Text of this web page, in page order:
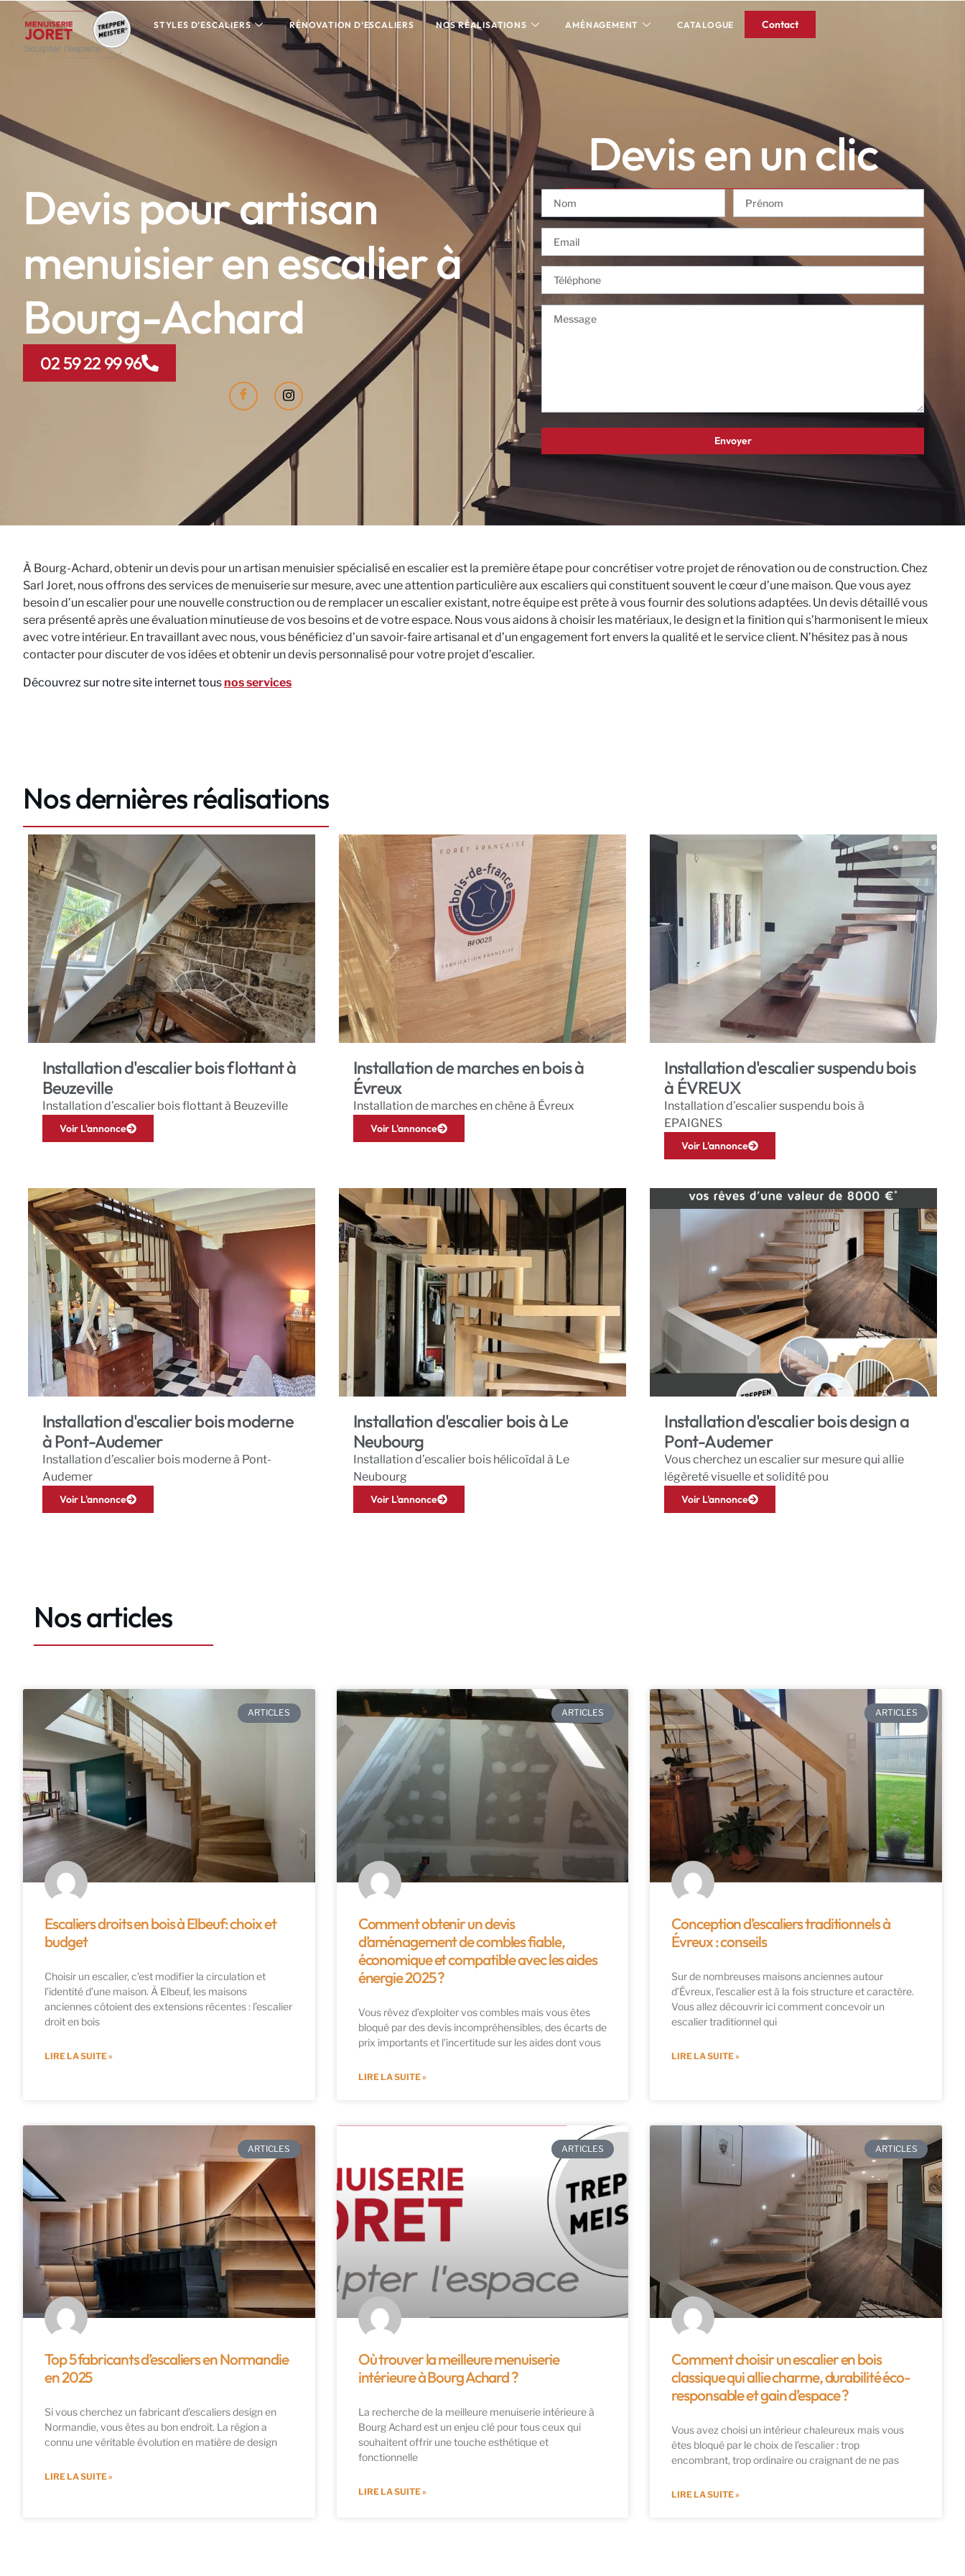
STYLES D’ESCALIERS RÉNOVATION D’ESCALIERS NOS RÉALISATIONS AMÉNAGEMENT CATALOGUE Contact
Devis pour artisan
menuisier en escalier à
Bourg-Achard
02 59 22 99 96
Devis en un clic
À Bourg-Achard, obtenir un devis pour un artisan menuisier spécialisé en escalier est la première étape pour concrétiser votre projet de rénovation ou de construction. Chez
Sarl Joret, nous offrons des services de menuiserie sur mesure, avec une attention particulière aux escaliers qui constituent souvent le cœur d’une maison. Que vous ayez
besoin d’un escalier pour une nouvelle construction ou de remplacer un escalier existant, notre équipe est prête à vous fournir des solutions adaptées. Un devis détaillé vous
sera présenté après une évaluation minutieuse de vos besoins et de votre espace. Nous vous aidons à choisir les matériaux, le design et la finition qui s’harmonisent le mieux
avec votre intérieur. En travaillant avec nous, vous bénéficiez d’un savoir-faire artisanal et d’un engagement fort envers la qualité et le service client. N’hésitez pas à nous
contacter pour discuter de vos idées et obtenir un devis personnalisé pour votre projet d’escalier.
Découvrez sur notre site internet tousnos services
Nos dernières réalisations
Installation d'escalier bois flottant à
Beuzeville
Installation d’escalier bois flottant à Beuzeville
Voir L'annonce
Installation de marches en bois à
Évreux
Installation de marches en chêne à Évreux
Voir L'annonce
Installation d'escalier suspendu bois
à ÉVREUX
Installation d’escalier suspendu bois à
EPAIGNES
Voir L'annonce
Installation d'escalier bois moderne
à Pont-Audemer
Installation d’escalier bois moderne à Pont-
Audemer
Voir L'annonce
Installation d'escalier bois à Le
Neubourg
Installation d’escalier bois hélicoïdal à Le
Neubourg
Voir L'annonce
Installation d'escalier bois design a
Pont-Audemer
Vous cherchez un escalier sur mesure qui allie
légèreté visuelle et solidité pou
Voir L'annonce
Nos articles
ARTICLES
Escaliers droits en bois à Elbeuf: choix et
budget
Choisir un escalier, c’est modifier la circulation et
l’identité d’une maison. À Elbeuf, les maisons
anciennes côtoient des extensions récentes : l’escalier
droit en bois
LIRE LA SUITE »
ARTICLES
Comment obtenir un devis
d’aménagement de combles fiable,
économique et compatible avec les aides
énergie 2025 ?
Vous rêvez d’exploiter vos combles mais vous êtes
bloqué par des devis incompréhensibles, des écarts de
prix importants et l’incertitude sur les aides dont vous
LIRE LA SUITE »
ARTICLES
Conception d’escaliers traditionnels à
Évreux : conseils
Sur de nombreuses maisons anciennes autour
d’Évreux, l’escalier est à la fois structure et caractère.
Vous allez découvrir ici comment concevoir un
escalier traditionnel qui
LIRE LA SUITE »
ARTICLES
Top 5 fabricants d’escaliers en Normandie
en 2025
Si vous cherchez un fabricant d’escaliers design en
Normandie, vous êtes au bon endroit. La région a
connu une véritable évolution en matière de design
LIRE LA SUITE »
ARTICLES
Où trouver la meilleure menuiserie
intérieure à Bourg Achard ?
La recherche de la meilleure menuiserie intérieure à
Bourg Achard est un enjeu clé pour tous ceux qui
souhaitent offrir une touche esthétique et
fonctionnelle
LIRE LA SUITE »
ARTICLES
Comment choisir un escalier en bois
classique qui allie charme, durabilité éco-
responsable et gain d’espace ?
Vous avez choisi un intérieur chaleureux mais vous
êtes bloqué par le choix de l’escalier : trop
encombrant, trop ordinaire ou craignant de ne pas
LIRE LA SUITE »